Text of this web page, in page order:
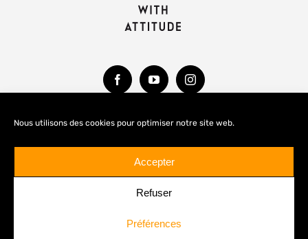
Nous utilisons des cookies pour optimiser notre site web.
Accepter
Refuser
Préférences
MENTIONS LÉGALES